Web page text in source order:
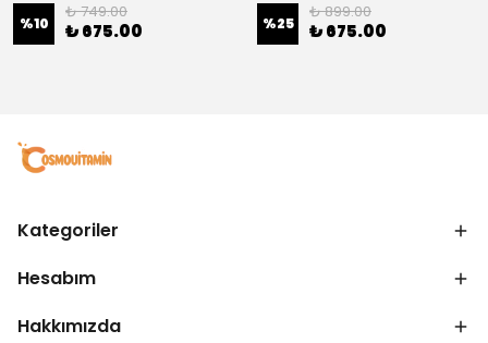
%10
₺ 749.00
₺ 675.00 %25
₺ 899.00
₺ 675.00
Kategoriler
Hesabım
Hakkımızda